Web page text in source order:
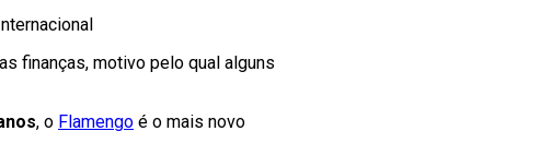
finanças, motivo pelo qual alguns
, o Flamengo é o mais novo